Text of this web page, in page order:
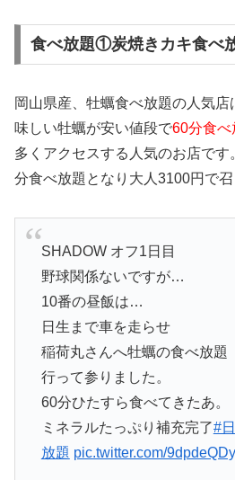
食べ放題①炭焼きカキ食べ
岡山県産、牡蠣食べ放題の人気店
味しい牡蠣が安い値段で60分食べ
多くアクセスする人気のお店で
分食べ放題となり大人3100円で召
SHADOW オフ1日目
野球関係ないですが…
10番の昼飯は…
日生まで車を走らせ
稲荷丸さんへ牡蠣の食べ放題
行って参りました。
60分ひたすら食べてきたあ。
ミネラルたっぷり補充完了#
放題 pic.twitter.com/